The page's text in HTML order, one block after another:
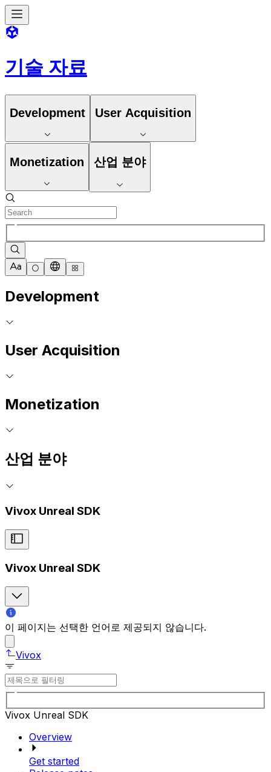
기술 자료
Development User Acquisition
Monetization 산업 분야
Development
User Acquisition
Monetization
산업 분야
Vivox Unreal SDK
Vivox Unreal SDK
이 페이지는 선택한 언어로 제공되지 않습니다.
Vivox
Vivox Unreal SDK
Overview
Get started